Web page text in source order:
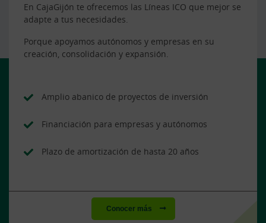
En CajaGijón te ofrecemos las Líneas ICO que mejor se
adapte a tus necesidades.
Porque apoyamos autónomos y empresas en su
creación, consolidación y expansión.
Amplio abanico de proyectos de inversión
Financiación para empresas y autónomos
Plazo de amortización de hasta 20 años
Conocer más